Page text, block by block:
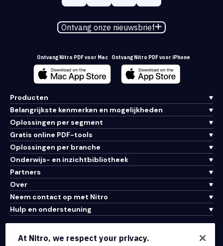
Ontvang onze nieuwsbrief
Ontvang Nitro PDF voor Mac Ontvang Nitro PDF voor iPhone
Producten
Belangrijkste kenmerken en mogelijkheden
Oplossingen per segment
Gratis online PDF-tools
Oplossingen per branche
Onderwijs- en inzichtbibliotheek
Partners
Over
Neem contact op met Nitro
Hulp en ondersteuning
Integraties en API-connectiviteit
At Nitro, we respect your privacy.